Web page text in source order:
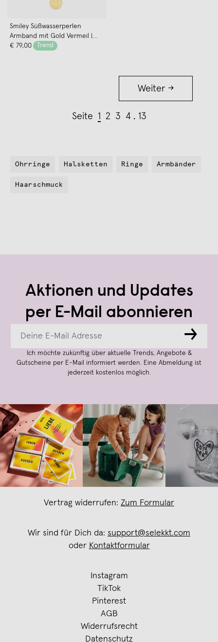
Smiley Süßwasserperlen
Armband mit Gold Vermeil |
Paeoni Colors
€ 79,00 Trend
Weiter →
Seite 1 2 3 4 13
Ohrringe Halsketten Ringe Armbänder
Haarschmuck
Aktionen und Updates
per E-Mail abonnieren
→
Ich möchte zukünftig über aktuelle Trends, Angebote &
Gutscheine per E-Mail informiert werden. Eine Abmeldung ist
jederzeit kostenlos möglich.
Vertrag widerrufen: Zum Formular
Wir sind für Dich da: support@selekkt.com
oder Kontaktformular
Instagram
TikTok
Pinterest
AGB
Widerrufsrecht
Datenschutz